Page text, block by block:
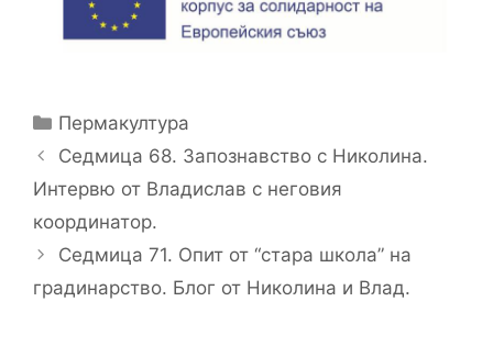
Категории
Пермакултура
Седмица 68. Запознавство с Николина.
Интервю от Владислав с неговия
координатор.
Седмица 71. Опит от “стара школа” на
градинарство. Блог от Николина и Влад.